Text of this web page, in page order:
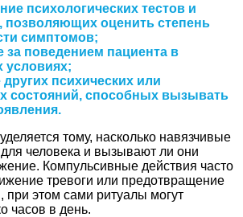
психологических тестов и
позволяющих оценить степень
симптомов;
за поведением пациента в
условиях;
психических или
состояний, способных вызывать
тому, насколько навязчивые
человека и вызывают ли они
Компульсивные действия часто
тревоги или предотвращение
при этом сами ритуалы могут
часов в день.